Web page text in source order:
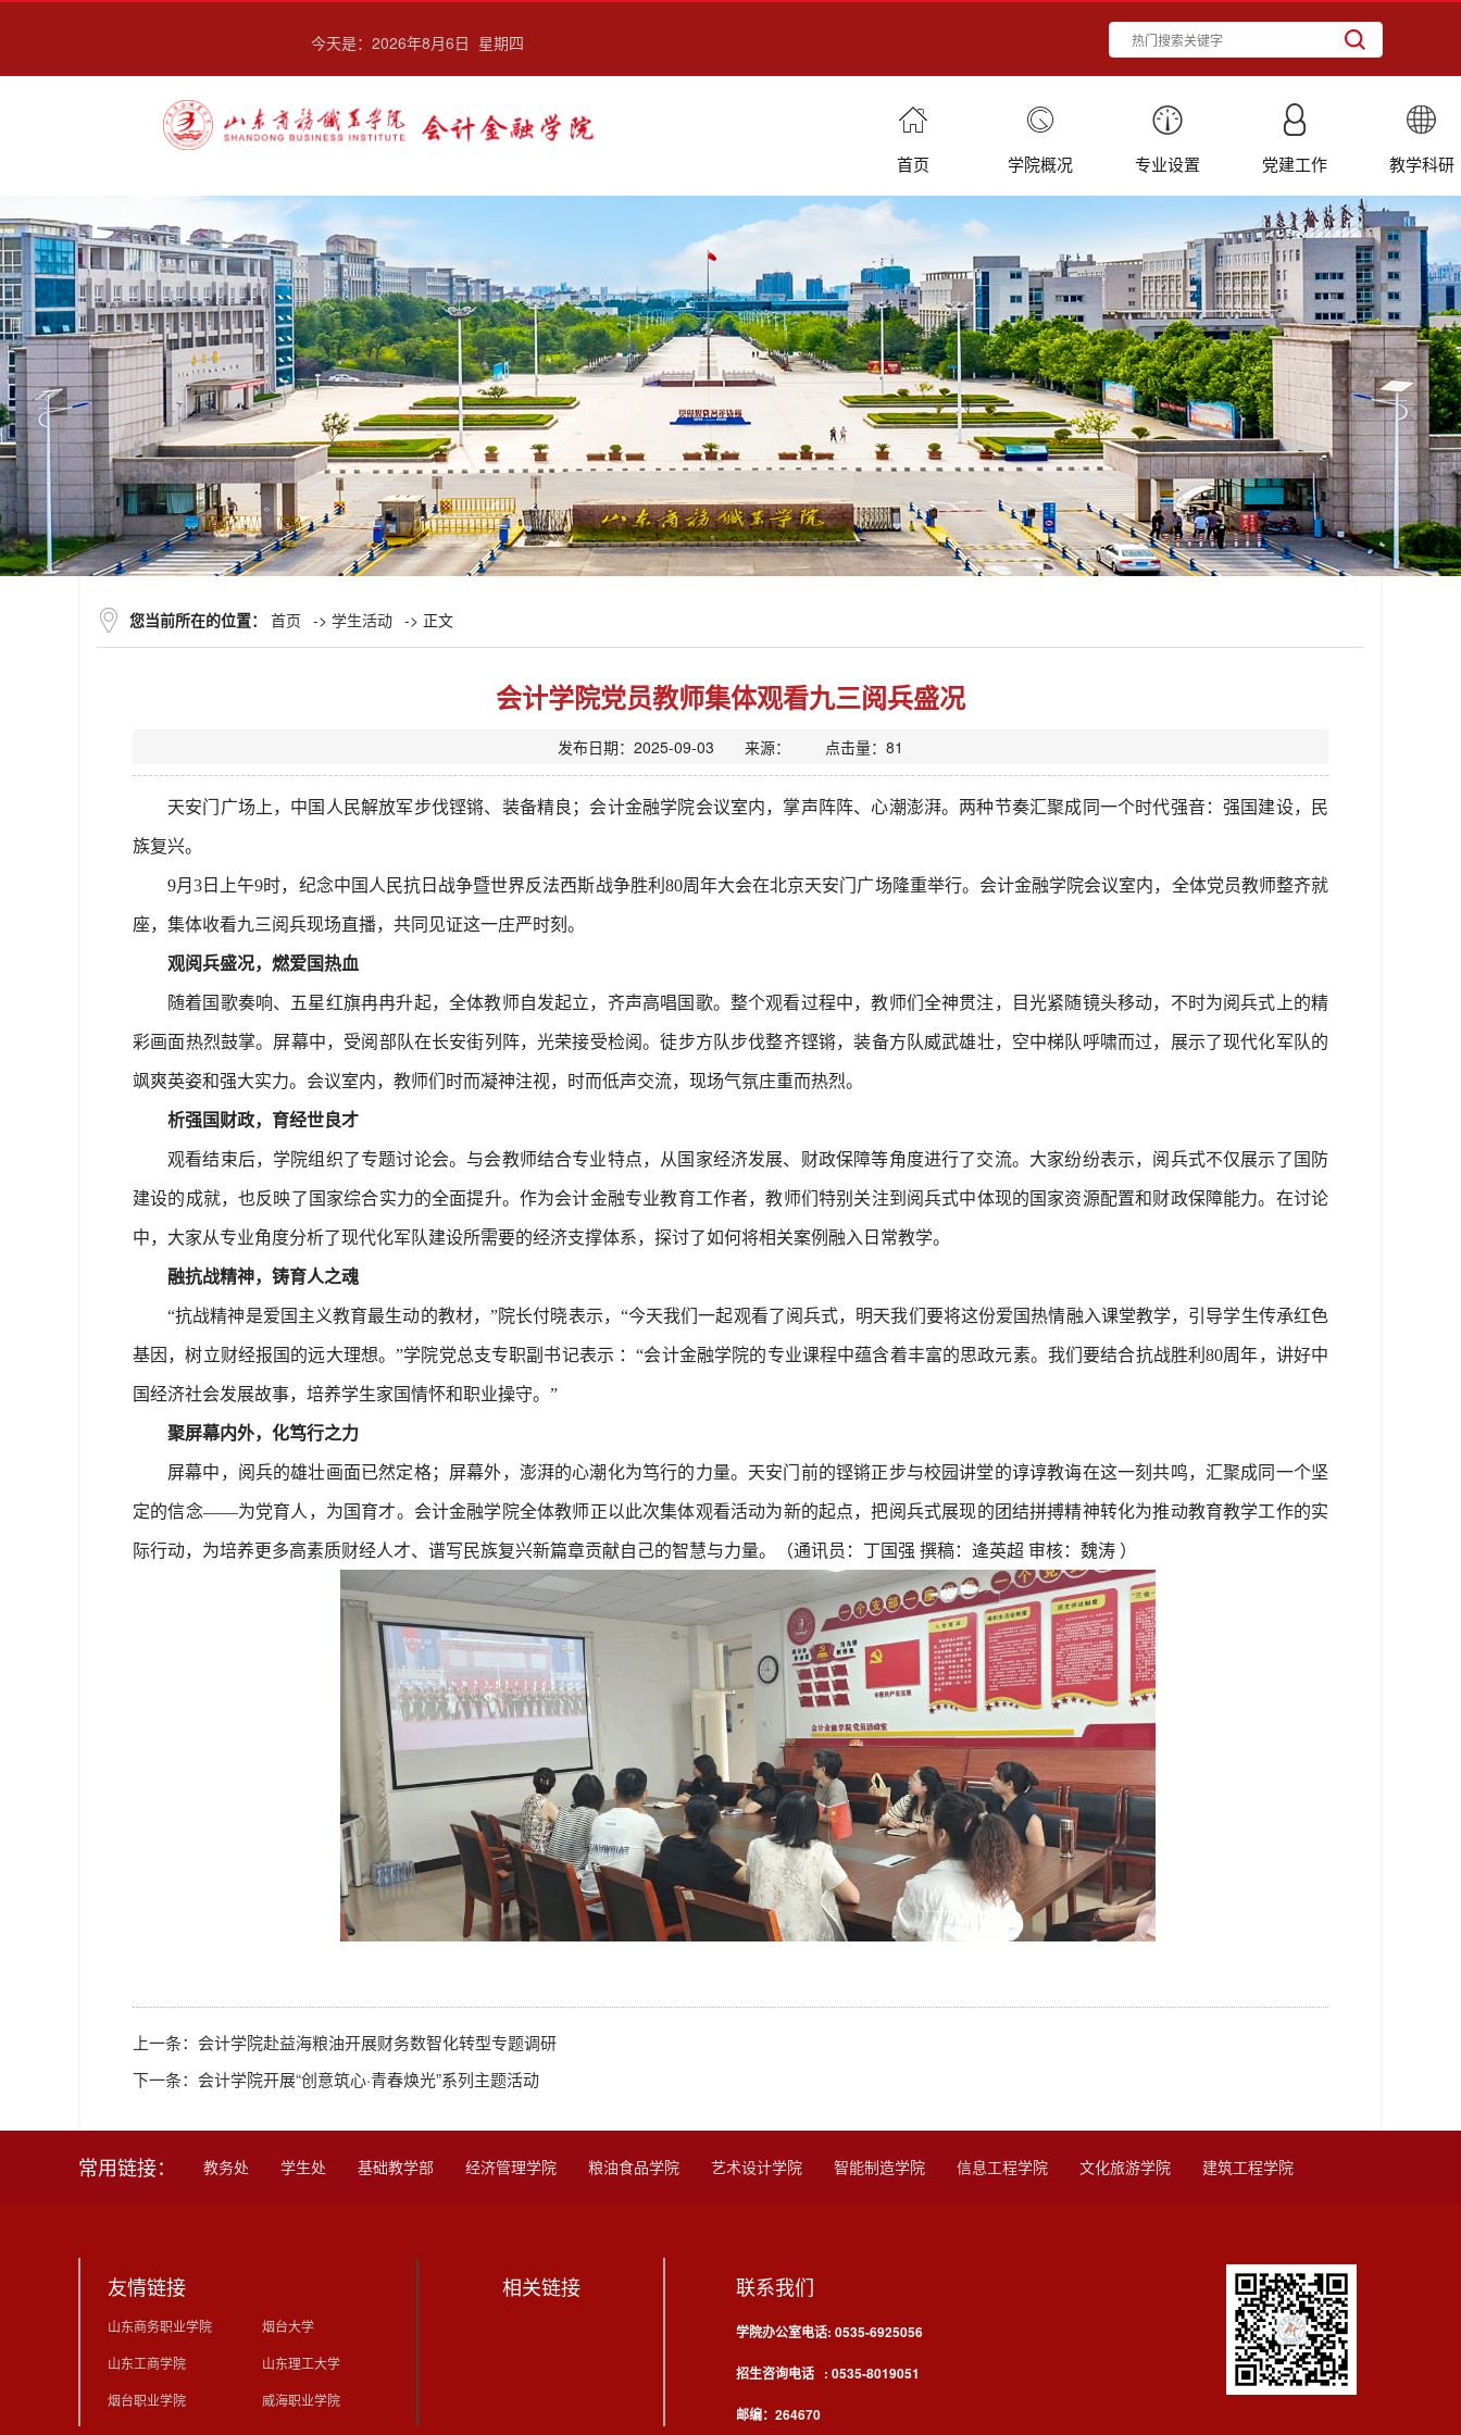
今天是： 2026年8月6日 星期四
首页 学院概况 专业设置 党建工作 教学科研
您当前所在的位置： 首页 -> 学生活动 -> 正文
会计学院党员教师集体观看九三阅兵盛况
发布日期：2025-09-03 来源： 点击量： 81
天安门广场上，中国人民解放军步伐铿锵、装备精良；会计金融学院会议室内，掌声阵阵、心潮澎湃。两种节奏汇聚成同一个时代强音：强国建设，民
族复兴。
9月3日上午9时，纪念中国人民抗日战争暨世界反法西斯战争胜利80周年大会在北京天安门广场隆重举行。会计金融学院会议室内，全体党员教师整齐就
座，集体收看九三阅兵现场直播，共同见证这一庄严时刻。
观阅兵盛况，燃爱国热血
随着国歌奏响、五星红旗冉冉升起，全体教师自发起立，齐声高唱国歌。整个观看过程中，教师们全神贯注，目光紧随镜头移动，不时为阅兵式上的精
彩画面热烈鼓掌。屏幕中，受阅部队在长安街列阵，光荣接受检阅。徒步方队步伐整齐铿锵，装备方队威武雄壮，空中梯队呼啸而过，展示了现代化军队的
飒爽英姿和强大实力。会议室内，教师们时而凝神注视，时而低声交流，现场气氛庄重而热烈。
析强国财政，育经世良才
观看结束后，学院组织了专题讨论会。与会教师结合专业特点，从国家经济发展、财政保障等角度进行了交流。大家纷纷表示，阅兵式不仅展示了国防
建设的成就，也反映了国家综合实力的全面提升。作为会计金融专业教育工作者，教师们特别关注到阅兵式中体现的国家资源配置和财政保障能力。在讨论
中，大家从专业角度分析了现代化军队建设所需要的经济支撑体系，探讨了如何将相关案例融入日常教学。
融抗战精神，铸育人之魂
“抗战精神是爱国主义教育最生动的教材，”院长付晓表示，“今天我们一起观看了阅兵式，明天我们要将这份爱国热情融入课堂教学，引导学生传承红色
基因，树立财经报国的远大理想。”学院党总支专职副书记表示 ：“会计金融学院的专业课程中蕴含着丰富的思政元素。我们要结合抗战胜利80周年，讲好中
国经济社会发展故事，培养学生家国情怀和职业操守。”
聚屏幕内外，化笃行之力
屏幕中，阅兵的雄壮画面已然定格；屏幕外，澎湃的心潮化为笃行的力量。天安门前的铿锵正步与校园讲堂的谆谆教诲在这一刻共鸣，汇聚成同一个坚
定的信念——为党育人，为国育才。会计金融学院全体教师正以此次集体观看活动为新的起点，把阅兵式展现的团结拼搏精神转化为推动教育教学工作的实
际行动，为培养更多高素质财经人才、谱写民族复兴新篇章贡献自己的智慧与力量。（通讯员：丁国强 撰稿：逄英超 审核：魏涛 ）
上一条： 会计学院赴益海粮油开展财务数智化转型专题调研
下一条： 会计学院开展“创意筑心·青春焕光”系列主题活动
常用链接： 教务处 学生处 基础教学部 经济管理学院 粮油食品学院 艺术设计学院 智能制造学院 信息工程学院 文化旅游学院 建筑工程学院
友情链接
山东商务职业学院
烟台大学
山东工商学院
山东理工大学
烟台职业学院
威海职业学院
相关链接 联系我们
学院办公室电话: 0535-6925056
招生咨询电话 : 0535-8019051
邮编：264670